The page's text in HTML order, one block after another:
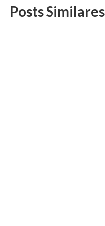
Posts Similares